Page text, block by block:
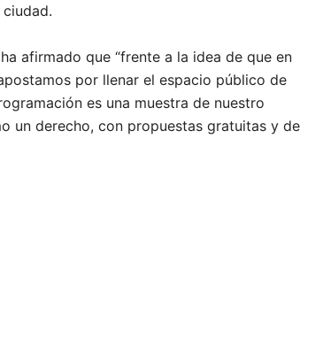
afirmado que “frente a la idea de que en
por llenar el espacio público de
es una muestra de nuestro
un derecho, con propuestas gratuitas y de